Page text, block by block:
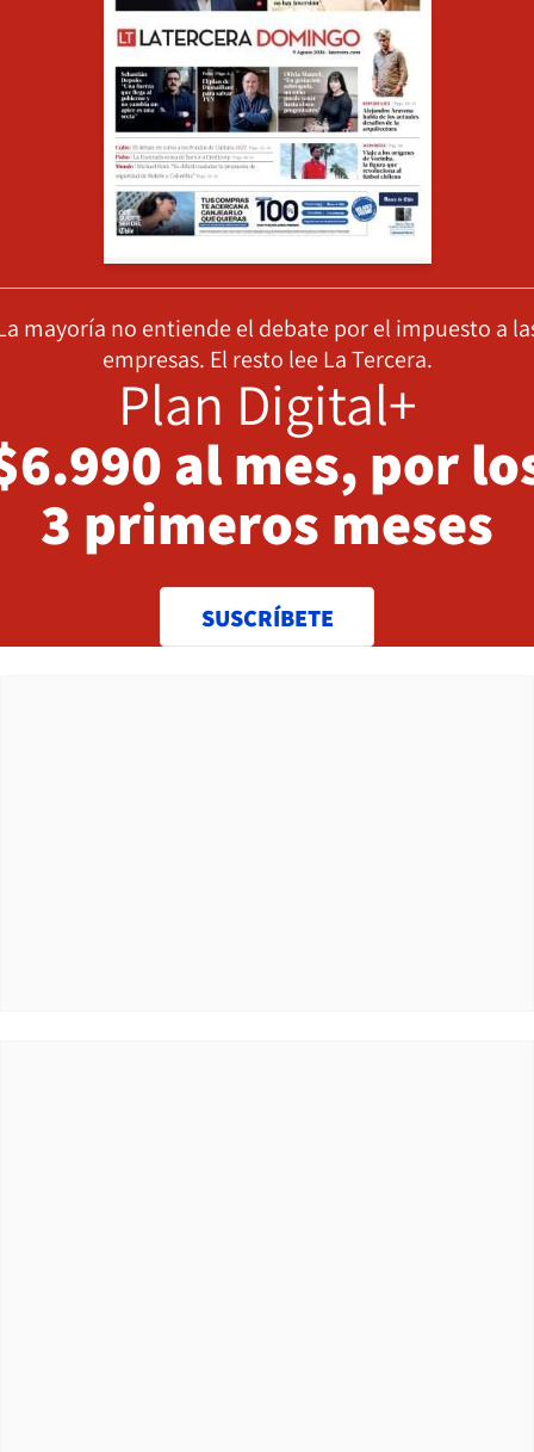
mayoría no entiende el debate por el impuesto a
empresas. El resto lee La Tercera.
Plan Digital+
al mes, por
3 primeros meses
SUSCRÍBETE